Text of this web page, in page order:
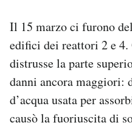
Il 15 marzo ci furono
edifici dei reattori 2 e
distrusse la parte
danni ancora maggiori:
d’acqua usata per
causò la fuoriuscita di